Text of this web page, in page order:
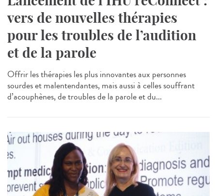
vers de nouvelles thérapies
pour les troubles de l’audition
et de la parole
Offrir les thérapies les plus innovantes aux personnes
sourdes et malentendantes, mais aussi à celles souffrant
d’acouphènes, de troubles de la parole et du...